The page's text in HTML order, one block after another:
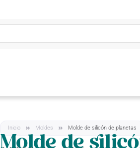
Inicio Moldes Molde de silicón de planetas
Molde de